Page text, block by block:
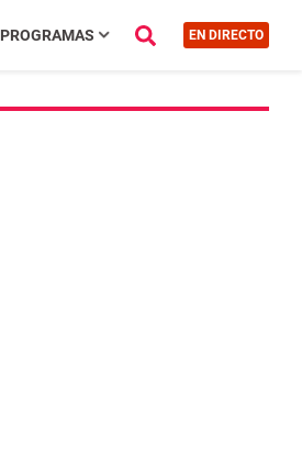
PROGRAMAS EN DIRECTO